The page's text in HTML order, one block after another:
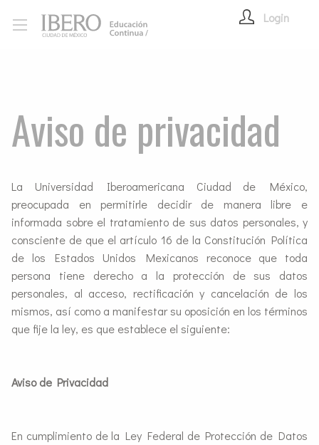
Login
Aviso de privacidad
La Universidad Iberoamericana Ciudad de México,
preocupada en permitirle decidir de manera libre e
informada sobre el tratamiento de sus datos personales, y
consciente de que el artículo 16 de la Constitución Política
de los Estados Unidos Mexicanos reconoce que toda
persona tiene derecho a la protección de sus datos
personales, al acceso, rectificación y cancelación de los
mismos, así como a manifestar su oposición en los términos
que fije la ley, es que establece el siguiente:
Aviso de Privacidad
En cumplimiento de la Ley Federal de Protección de Datos